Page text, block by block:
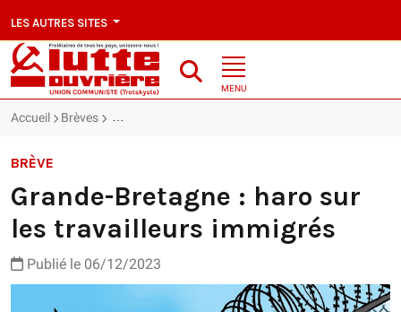
LES AUTRES SITES
MENU
Accueil Brèves Grande-Bretagne : haro sur les travailleurs immigrés
BRÈVE
Grande-Bretagne : haro sur
les travailleurs immigrés
Publié le 06/12/2023